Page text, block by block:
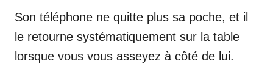
Son téléphone ne quitte plus sa poche, et il
le retourne systématiquement sur la table
lorsque vous vous asseyez à côté de lui.